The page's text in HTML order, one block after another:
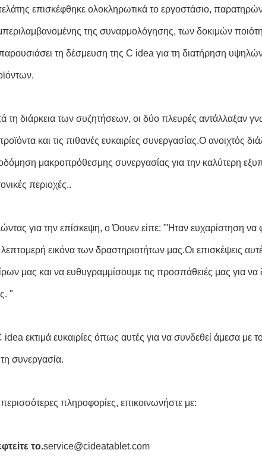
επισκέφθηκε ολοκληρωτικά το εργοστάσιο,
της συναρμολόγησης, των δοκιμών
τη δέσμευση της C idea για τη διατήρηση
τη διάρκεια των συζητήσεων, οι δύο πλευρές αντάλλαξαν
και τις πιθανές ευκαιρίες συνεργασίας.Ο ανοιχτός
μακροπρόθεσμης συνεργασίας για την καλύτερη
περιοχές..
για την επίσκεψη, ο Όουεν είπε: "Ήταν ευχαρίστηση
λεπτομερή εικόνα των δραστηριοτήτων μας.Οι επισκέψεις
μας και να ευθυγραμμίσουμε τις προσπάθειές μας για
"
idea εκτιμά ευκαιρίες όπως αυτές για να συνδεθεί άμεσα με
τη συνεργασία.
περισσότερες πληροφορίες, επικοινωνήστε με:
το.service@cideatablet.com